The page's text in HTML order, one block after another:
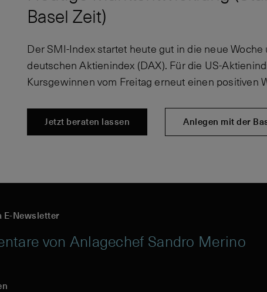
Basel Zeit)
Der SMI-Index startet heute gut in die neue
deutschen Aktienindex (DAX). Für die US-
Kursgewinnen vom Freitag erneut einen positiven
Jetzt beraten lassen Anlegen mit der
E-Newsletter
von Anlagechef Sandro Merino